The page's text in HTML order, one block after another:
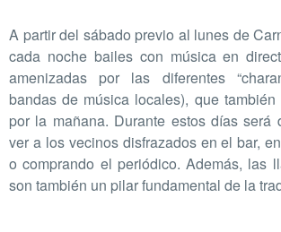
A partir del sábado previo al lunes de
cada noche bailes con música en
amenizadas por las diferentes
bandas de música locales), que
por la mañana. Durante estos días será
ver a los vecinos disfrazados en el bar,
o comprando el periódico. Además, las
son también un pilar fundamental de la